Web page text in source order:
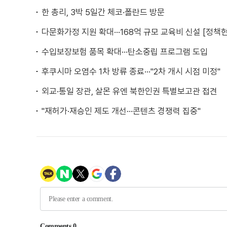
한 총리, 3박 5일간 체코·폴란드 방문
다문화가정 지원 확대···168억 규모 교육비 신설 [정책
수입보장보험 품목 확대···탄소중립 프로그램 도입
후쿠시마 오염수 1차 방류 종료···"2차 개시 시점 미정"
외교·통일 장관, 살몬 유엔 북한인권 특별보고관 접견
"재허가·재승인 제도 개선···콘텐츠 경쟁력 집중"